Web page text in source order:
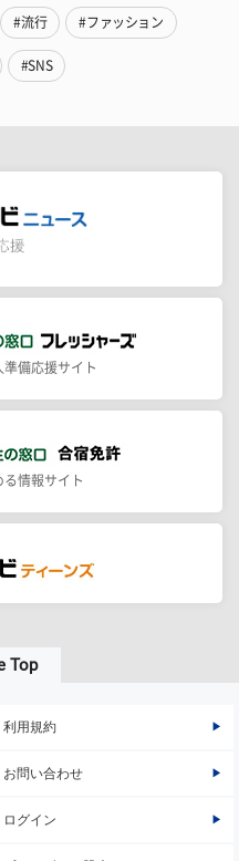
#流行 #ファッション
#SNS
備応援サイト
情報サイト
Top
利用規約
お問い合わせ
ログイン